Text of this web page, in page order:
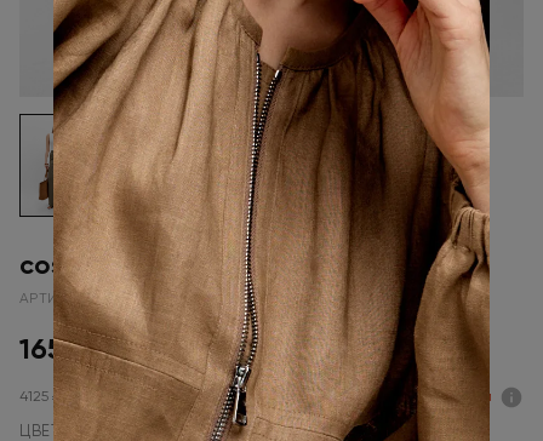
costoso,Брюки Лён,Хаки,Лен 100%
АРТИКУЛ: 19213
16500 ₽
4125 ₽ x 4 Подели
ЦВЕТ